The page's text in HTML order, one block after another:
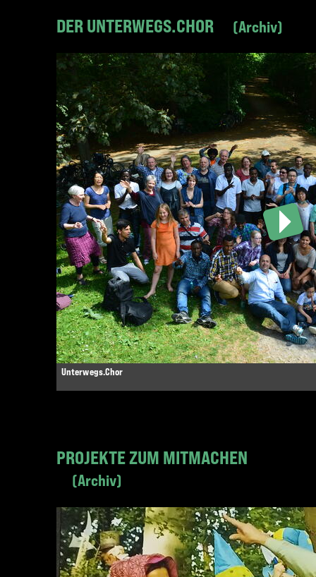
DER UNTERWEGS.CHOR Archiv
Unterwegs.Chor
PROJEKTE ZUM MITMACHEN
Archiv